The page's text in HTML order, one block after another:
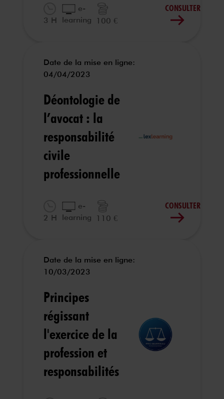
3 H
e-
learning
100 €
CONSULTER
Date de la mise en ligne:
04/04/2023
Déontologie de
l’avocat : la
responsabilité
civile
professionnelle
2 H
e-
learning
110 €
CONSULTER
Date de la mise en ligne:
10/03/2023
Principes
régissant
l'exercice de la
profession et
responsabilités